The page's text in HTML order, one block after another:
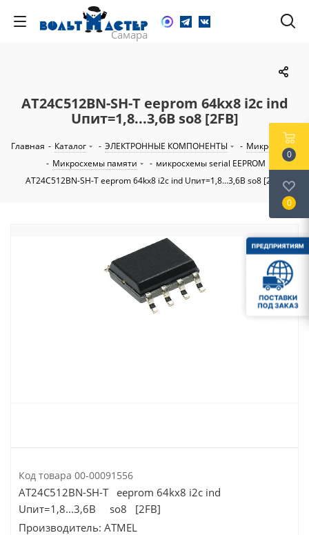
AT24C512BN-SH-T eeprom 64kx8 i2c ind
Uпит=1,8...3,6В so8 [2FB]
Главная - Каталог - ЭЛЕКТРОННЫЕ КОМПОНЕНТЫ - Микросхемы
- Микросхемы памяти - микросхемы serial EEPROM
AT24C512BN-SH-T eeprom 64kx8 i2c ind Uпит=1,8...3,6В so8 [2FB]
Код товара 00-00091556
AT24C512BN-SH-T eeprom 64kx8 i2c ind
Uпит=1,8...3,6В so8 [2FB]
Производитель: ATMEL
0
0